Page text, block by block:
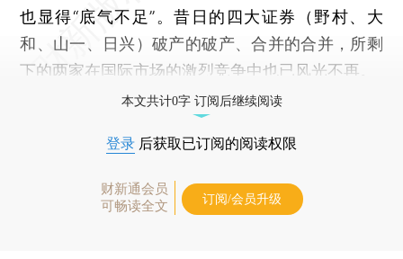
也显得“底气不足”。昔日的四大证券（野村、大
和、山一、日兴）破产的破产、合并的合并，所剩
下的两家在国际市场的激烈竞争中也已风光不再。
本文共计0字 订阅后继续阅读
登录 后获取已订阅的阅读权限
财新通会员
可畅读全文
订阅/会员升级